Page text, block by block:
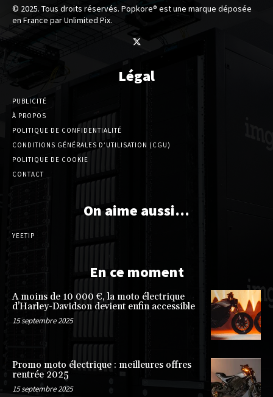
© 2025. Tous droits réservés. Popkore® est une marque déposée
en France par Unlimited Pix.
Légal
PUBLICITÉ
À PROPOS
POLITIQUE DE CONFIDENTIALITÉ
CONDITIONS GÉNÉRALES D’UTILISATION (CGU)
POLITIQUE DE COOKIE
CONTACT
On aime aussi…
YEETIP
En ce moment
A moins de 10 000 €, la moto électrique
d’Harley-Davidson devient enfin accessible
15 septembre 2025
Promo moto électrique : meilleures offres
rentrée 2025
15 septembre 2025